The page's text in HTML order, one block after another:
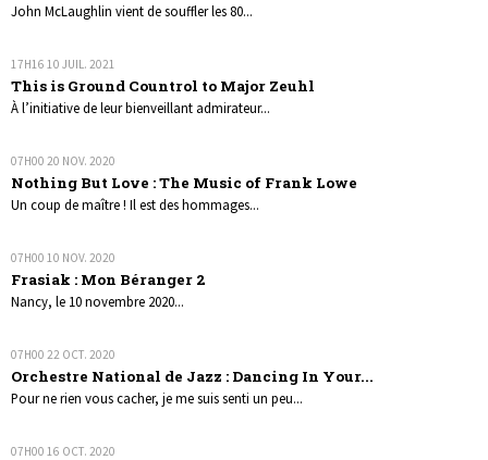
John McLaughlin vient de souffler les 80...
17H16 10 JUIL. 2021
This is Ground Countrol to Major Zeuhl
À l’initiative de leur bienveillant admirateur...
07H00 20 NOV. 2020
Nothing But Love : The Music of Frank Lowe
Un coup de maître ! Il est des hommages...
07H00 10 NOV. 2020
Frasiak : Mon Béranger 2
Nancy, le 10 novembre 2020...
07H00 22 OCT. 2020
Orchestre National de Jazz : Dancing In Your...
Pour ne rien vous cacher, je me suis senti un peu...
07H00 16 OCT. 2020